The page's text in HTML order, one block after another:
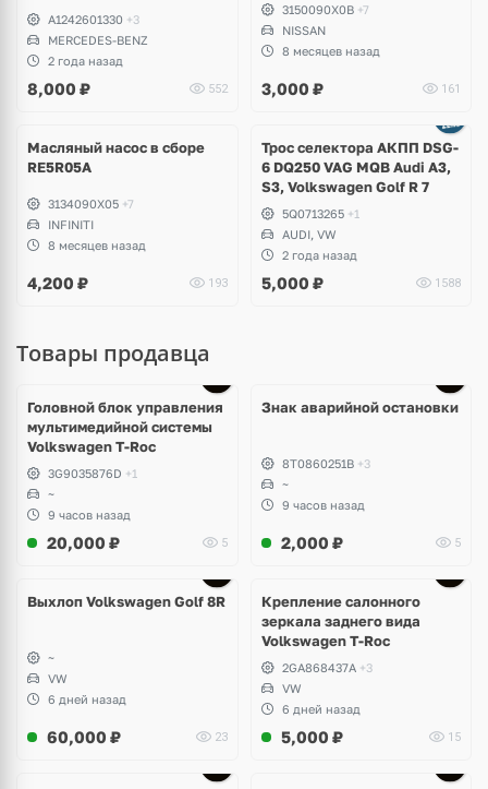
A1242601330 +3
MERCEDES-BENZ
2 года назад
8,000 ₽ 552
3150090X0B +7
NISSAN
8 месяцев назад
3,000 ₽ 161
Масляный насос в сборе
RE5R05A
3134090X05 +7
INFINITI
8 месяцев назад
4,200 ₽ 193
Трос селектора АКПП DSG-
6 DQ250 VAG MQB Audi A3,
S3, Volkswagen Golf R 7
5Q0713265 +1
AUDI, VW
2 года назад
5,000 ₽ 1588
Товары продавца
Головной блок управления
мультимедийной системы
Volkswagen T-Roc
3G9035876D +1
~
9 часов назад
20,000 ₽ 5
Знак аварийной остановки
8T0860251B +3
~
9 часов назад
2,000 ₽ 5
Выхлоп Volkswagen Golf 8R
~
VW
6 дней назад
60,000 ₽ 23
Крепление салонного
зеркала заднего вида
Volkswagen T-Roc
2GA868437A +3
VW
6 дней назад
5,000 ₽ 15